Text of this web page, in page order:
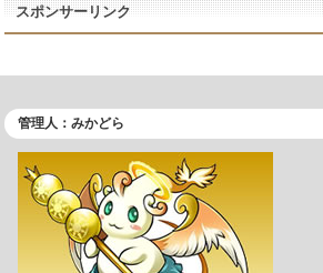
スポンサーリンク
管理人：みかどら